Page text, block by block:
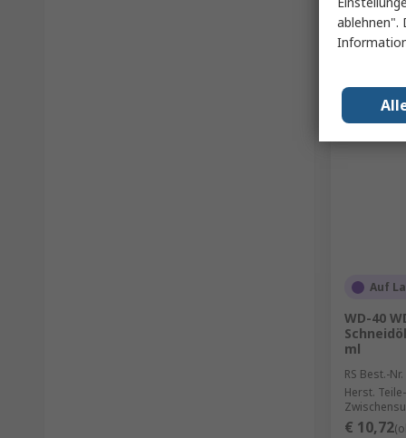
Auf
WD-40
ml
RS Best.-Nr.
Herst.
€ 10,72
ablehnen".